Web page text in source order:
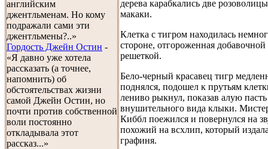
английским
джентльменам. Но кому
подражали сами эти
джентльмены?..»
Гордость Джейн Остин -
«Я давно уже хотела
рассказать (а точнее,
напомнить) об
обстоятельствах жизни
самой Джейн Остин, но
почти против собственной
воли постоянно
откладывала этот
рассказ...»
дерева карабкались две
макаки.
Клетка с тигром находилась
стороне, отгороженная добавочной
решеткой.
Бело-черный красавец тигр
поднялся, подошел к прутьям
лениво рыкнул, показав алую
внушительного вида клыки.
Киббл поежился и повернулся на
похожий на всхлип, который
графиня.